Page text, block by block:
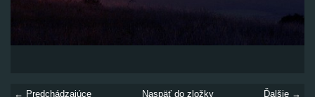
← Predchádzajúce Ďalšie →
Naspäť do zložky